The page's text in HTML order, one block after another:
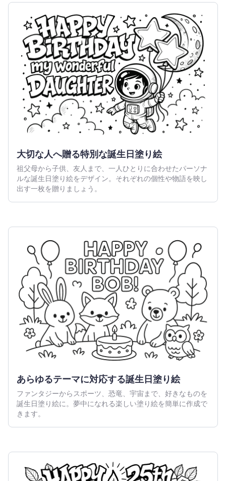
大切な人へ贈る特別な誕生日塗り絵
祖父母から子供、友人まで、一人ひとりに合わせたパーソナ
ルな誕生日塗り絵をデザイン。それぞれの個性や物語を映し
出す一枚を贈りましょう。
あらゆるテーマに対応する誕生日塗り絵
ファンタジーからスポーツ、恐竜、宇宙まで、好きなものを
誕生日塗り絵に。夢中になれる楽しい塗り絵を簡単に作成で
きます。